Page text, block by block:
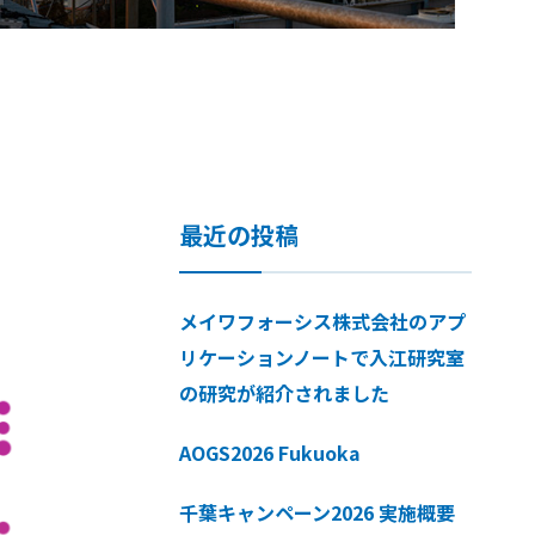
最近の投稿
メイワフォーシス株式会社のアプ
リケーションノートで入江研究室
の研究が紹介されました
AOGS2026 Fukuoka
千葉キャンペーン2026 実施概要